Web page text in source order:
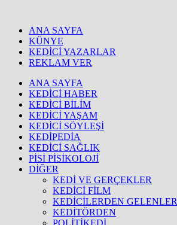
ANA SAYFA
KÜNYE
KEDİCİ YAZARLAR
REKLAM VER
ANA SAYFA
KEDİCİ HABER
KEDİCİ BİLİM
KEDİCİ YAŞAM
KEDİCİ SÖYLEŞİ
KEDİPEDİA
KEDİCİ SAĞLIK
PİSİ PİSİKOLOJİ
DİĞER
KEDİ VE GERÇEKLER
KEDİCİ FİLM
KEDİCİLERDEN GELENLER
KEDİTÖRDEN
POLİTİKEDİ